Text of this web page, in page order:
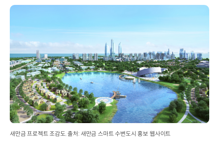
새만금 프로젝트 조감도. 출처: 새만금 스마트 수변도시 홍보 웹사이트